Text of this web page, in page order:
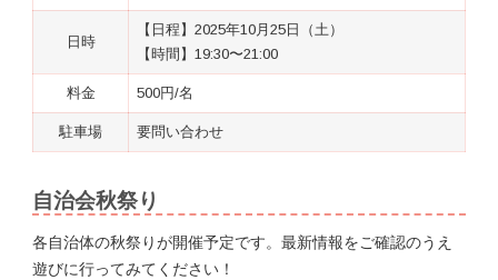
日時
【日程】2025年10月25日（土）
【時間】19:30〜21:00
料金 500円/名
駐車場 要問い合わせ
自治会秋祭り
各自治体の秋祭りが開催予定です。最新情報をご確認のうえ
遊びに行ってみてください！